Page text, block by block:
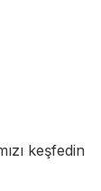
keşfedin